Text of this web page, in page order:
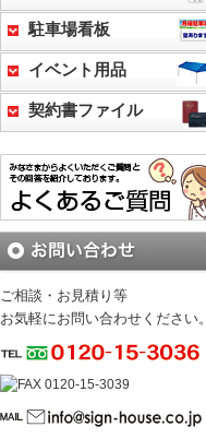
駐車場看板
イベント用品
契約書ファイル
ご相談・お見積り等
お気軽にお問い合わせください。